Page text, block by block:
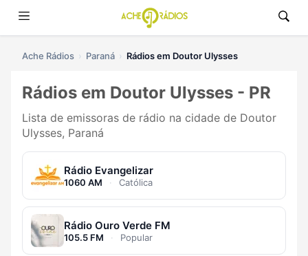
Ache Rádios Paraná Rádios em Doutor Ulysses
Rádios em Doutor Ulysses - PR
Lista de emissoras de rádio na cidade de Doutor
Ulysses, Paraná
Rádio Evangelizar
1060 AM · Católica
Rádio Ouro Verde FM
105.5 FM · Popular